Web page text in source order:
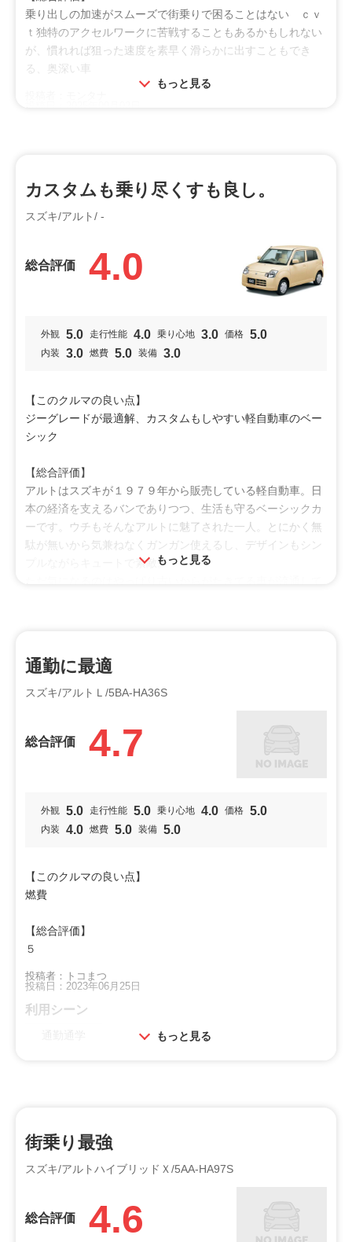
乗り出しの加速がスムーズで街乗りで困ることはない ｃｖ
ｔ独特のアクセルワークに苦戦することもあるかもしれない
が、慣れれば狙った速度を素早く滑らかに出すこともでき
る、奥深い車
オススメ
ビギナー
加速
もっと見る
カスタムも乗り尽くすも良し。
スズキ/アルト/ -
総合評価 4.0
外観 5.0 走行性能 4.0 乗り心地 3.0 価格 5.0
内装 3.0 燃費 5.0 装備 3.0
【このクルマの良い点】
ジーグレードが最適解、カスタムもしやすい軽自動車のベー
シック
【総合評価】
アルトはスズキが１９７９年から販売している軽自動車。日
本の経済を支えるバンでありつつ、生活も守るベーシックカ
ーです。ウチもそんなアルトに魅了された一人。とにかく無
駄が無いから気兼ねなくガンガン使えるし、デザインもシン
プルながらキュートで素敵。
ということでウチはこの事情により、ホイールカスタムをし
たり、どうしてもジースペシャルじゃないと駄目ーって人以
投稿者：すず桜
ドライブ 通勤通学 買物
ビギナー 若者
落ち着き
キュート
もっと見る
通勤に最適
スズキ/アルトＬ/5BA-HA36S
総合評価 4.7
外観 5.0 走行性能 5.0 乗り心地 4.0 価格 5.0
内装 4.0 燃費 5.0 装備 5.0
【このクルマの良い点】
燃費
【総合評価】
５
投稿者：トコまつ
投稿日：2023年06月25日
利用シーン
特徴
もっと見る
街乗り最強
スズキ/アルトハイブリッドＸ/5AA-HA97S
総合評価 4.6